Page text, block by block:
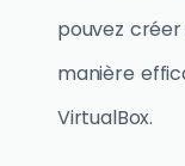
pouvez
manière
VirtualBox.